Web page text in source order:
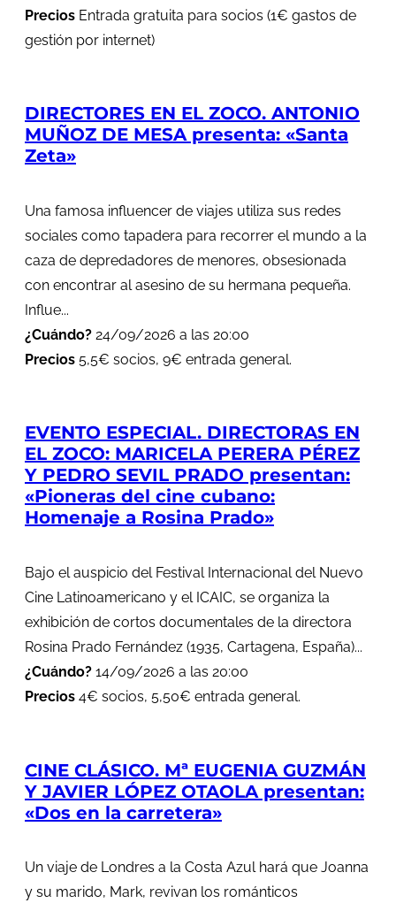
Precios Entrada gratuita para socios (1€ gastos de
gestión por internet)
DIRECTORES EN EL ZOCO. ANTONIO
MUÑOZ DE MESA presenta: «Santa
Zeta»
Una famosa influencer de viajes utiliza sus redes
sociales como tapadera para recorrer el mundo a la
caza de depredadores de menores, obsesionada
con encontrar al asesino de su hermana pequeña.
Influe...
¿Cuándo? 24/09/2026 a las 20:00
Precios 5,5€ socios, 9€ entrada general.
EVENTO ESPECIAL. DIRECTORAS EN
EL ZOCO: MARICELA PERERA PÉREZ
Y PEDRO SEVIL PRADO presentan:
«Pioneras del cine cubano:
Homenaje a Rosina Prado»
Bajo el auspicio del Festival Internacional del Nuevo
Cine Latinoamericano y el ICAIC, se organiza la
exhibición de cortos documentales de la directora
Rosina Prado Fernández (1935, Cartagena, España)...
¿Cuándo? 14/09/2026 a las 20:00
Precios 4€ socios, 5,50€ entrada general.
CINE CLÁSICO. Mª EUGENIA GUZMÁN
Y JAVIER LÓPEZ OTAOLA presentan:
«Dos en la carretera»
Un viaje de Londres a la Costa Azul hará que Joanna
y su marido, Mark, revivan los románticos